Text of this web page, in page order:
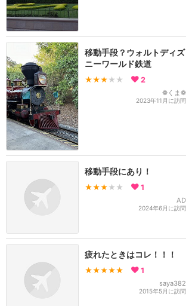
移動手段？ウォルトディズ
ニーワールド鉄道
★★★ ★★ 2
❁くま❁
2023年11月に訪問
移動手段にあり！
★★★ ★★ 1
AD
2024年6月に訪問
疲れたときはコレ！！！
★★★★★ 1
saya382
2015年5月に訪問